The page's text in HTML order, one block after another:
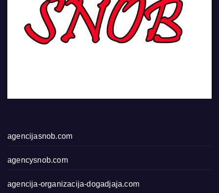
agencijasnob.com
agencysnob.com
agencija-organizacija-dogadjaja.com